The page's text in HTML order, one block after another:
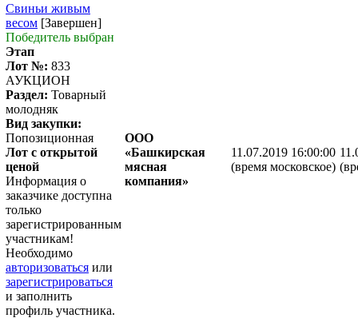
Свиньи живым
весом [Завершен]
Победитель выбран
Этап
Лот №: 833
АУКЦИОН
Раздел: Товарный
молодняк
Вид закупки:
Попозиционная
Лот с открытой
ценой
Информация о
заказчике доступна
только
зарегистрированным
участникам!
Необходимо
авторизоваться или
зарегистрироваться
и заполнить
профиль участника.
ООО
«Башкирская
мясная
компания»
11.07.2019 16:00:00
(время московское)